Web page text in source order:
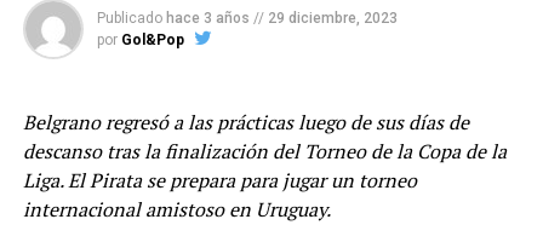
Publicado hace 3 años // 29 diciembre, 2023
por Gol&Pop
Belgrano regresó a las prácticas luego de sus días de
descanso tras la finalización del Torneo de la Copa de la
Liga. El Pirata se prepara para jugar un torneo
internacional amistoso en Uruguay.